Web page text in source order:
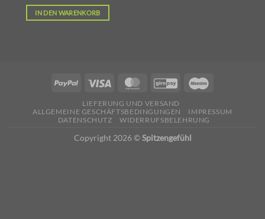
IN DEN WARENKORB
LIEFERUNG UND VERSAND
ALLGEMEINE GESCHÄFTSBEDINGUNGEN
IMPRESSUM
DATENSCHUTZ
WIDERRUFSBELEHRUNG
Copyright 2026 ©Spitzengefühl